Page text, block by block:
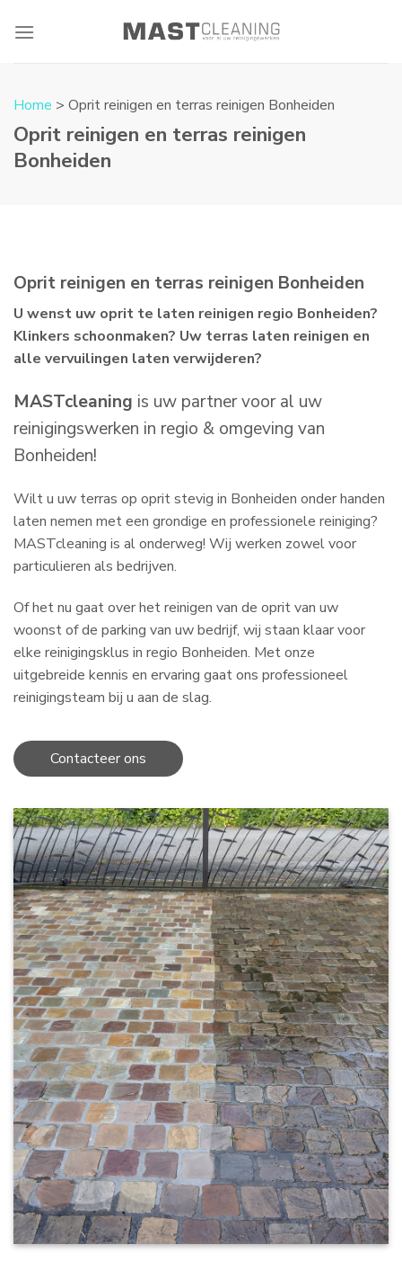
Home > Oprit reinigen en terras reinigen Bonheiden
Oprit reinigen en terras reinigen
Bonheiden
Oprit reinigen en terras reinigen Bonheiden
U wenst uw oprit te laten reinigen regio Bonheiden?
Klinkers schoonmaken? Uw terras laten reinigen en
alle vervuilingen laten verwijderen?
MASTcleaning is uw partner voor al uw
reinigingswerken in regio & omgeving van
Bonheiden!
Wilt u uw terras op oprit stevig in Bonheiden onder handen
laten nemen met een grondige en professionele reiniging?
MASTcleaning is al onderweg! Wij werken zowel voor
particulieren als bedrijven.
Of het nu gaat over het reinigen van de oprit van uw
woonst of de parking van uw bedrijf, wij staan klaar voor
elke reinigingsklus in regio Bonheiden. Met onze
uitgebreide kennis en ervaring gaat ons professioneel
reinigingsteam bij u aan de slag.
Contacteer ons